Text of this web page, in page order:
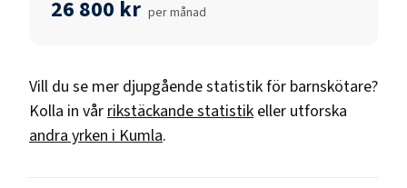
26 800 kr per månad
Vill du se mer djupgående statistik för barnskötare?
Kolla in vår rikstäckande statistik eller utforska
andra yrken i Kumla.